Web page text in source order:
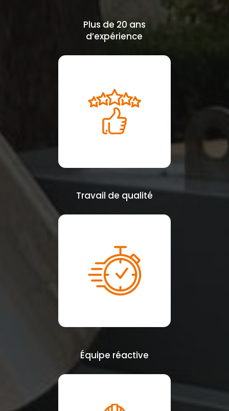
Plus de 20 ans
d’expérience
Travail de qualité
Équipe réactive